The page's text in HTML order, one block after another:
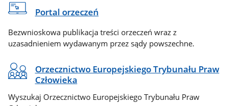
Portal orzeczeń
Bezwnioskowa publikacja treści orzeczeń wraz z
uzasadnieniem wydawanym przez sądy powszechne.
Orzecznictwo Europejskiego Trybunału Praw
Człowieka
Wyszukaj Orzecznictwo Europejskiego Trybunału Praw